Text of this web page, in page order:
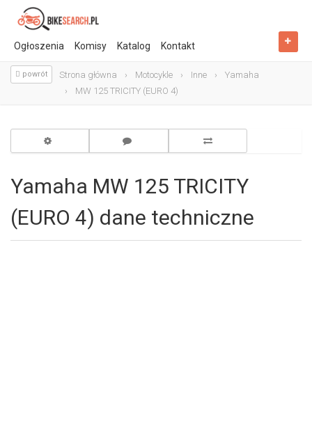
Ogłoszenia Komisy Katalog Kontakt
powrót Strona główna Motocykle Inne
Yamaha
MW 125 TRICITY (EURO 4)
Yamaha MW 125 TRICITY
(EURO 4) dane techniczne